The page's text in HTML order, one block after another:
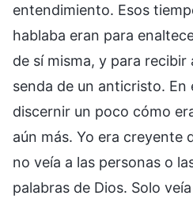
entendimiento. Esos
hablaba eran para
de sí misma, y para
senda de un anticristo. En
discernir un poco cómo
aún más. Yo era creyente
no veía a las personas o
palabras de Dios. Solo